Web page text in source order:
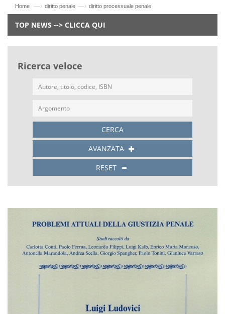
Home —› diritto penale —› diritto processuale penale
TOP NEWS --> CLICCA QUI
Ricerca veloce
CERCA
AVANZATA
RESET